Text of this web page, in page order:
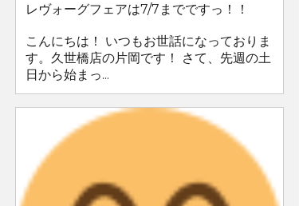
レヴォーグフェアは7/7までですっ！！
こんにちは！ いつもお世話になっておりま
す。久世橋店の片岡です！ さて、先週の土
日から始まっ...